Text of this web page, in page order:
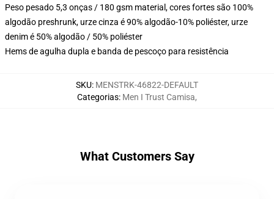
Peso pesado 5,3 onças / 180 gsm material, cores fortes são 100%
algodão preshrunk, urze cinza é 90% algodão-10% poliéster, urze
denim é 50% algodão / 50% poliéster
Hems de agulha dupla e banda de pescoço para resistência
SKU: MENSTRK-46822-DEFAULT
Categorias: Men I Trust Camisa,
What Customers Say